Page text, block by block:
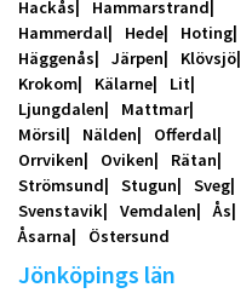
Hackås
Hammarstrand
Hammerdal
Hede
Hoting
Häggenås
Järpen
Klövsjö
Krokom
Kälarne
Lit
Ljungdalen
Mattmar
Mörsil
Nälden
Offerdal
Orrviken
Oviken
Rätan
Strömsund
Stugun
Sveg
Svenstavik
Vemdalen
Ås
Åsarna
Östersund
Jönköpings län